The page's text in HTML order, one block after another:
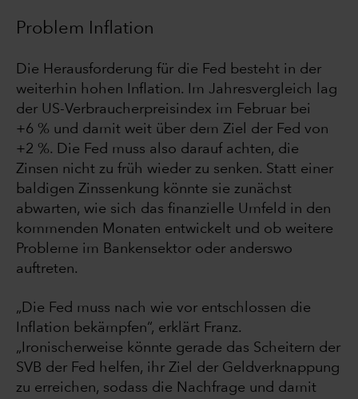
Problem Inflation
Die Herausforderung für die Fed besteht in der
weiterhin hohen Inflation. Im Jahresvergleich lag
der US-Verbraucherpreisindex im Februar bei
+6 % und damit weit über dem Ziel der Fed von
+2 %. Die Fed muss also darauf achten, die
Zinsen nicht zu früh wieder zu senken. Statt einer
baldigen Zinssenkung könnte sie zunächst
abwarten, wie sich das finanzielle Umfeld in den
kommenden Monaten entwickelt und ob weitere
Probleme im Bankensektor oder anderswo
auftreten.
„Die Fed muss nach wie vor entschlossen die
Inflation bekämpfen“, erklärt Franz.
„Ironischerweise könnte gerade das Scheitern der
SVB der Fed helfen, ihr Ziel der Geldverknappung
zu erreichen, sodass die Nachfrage und damit